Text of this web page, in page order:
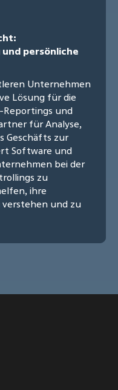
persönliche
Unternehmen
Lösung für die
Reportings und
für Analyse,
Geschäfts zur
Software und
bei der
zu
ihre
verstehen und zu